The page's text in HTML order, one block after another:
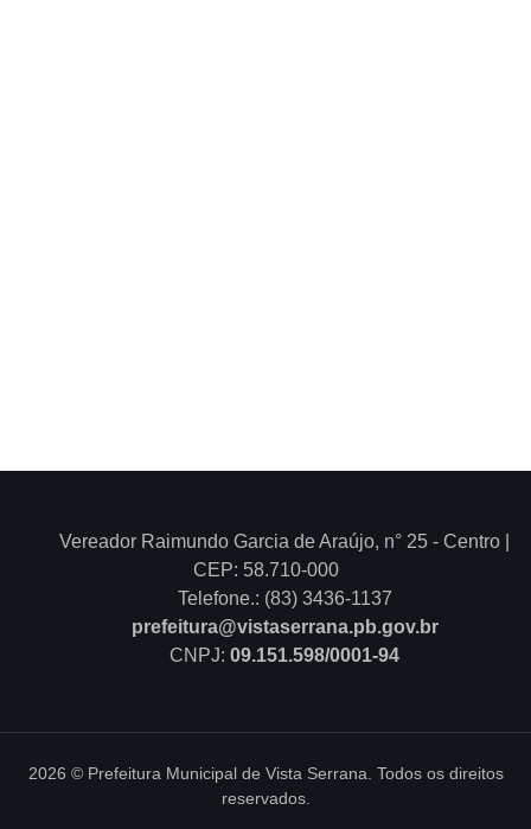
Vereador Raimundo Garcia de Araújo, n° 25 - Centro |
CEP: 58.710-000
Telefone.: (83) 3436-1137
prefeitura@vistaserrana.pb.gov.br
CNPJ: 09.151.598/0001-94
2026 © Prefeitura Municipal de Vista Serrana. Todos os direitos
reservados.